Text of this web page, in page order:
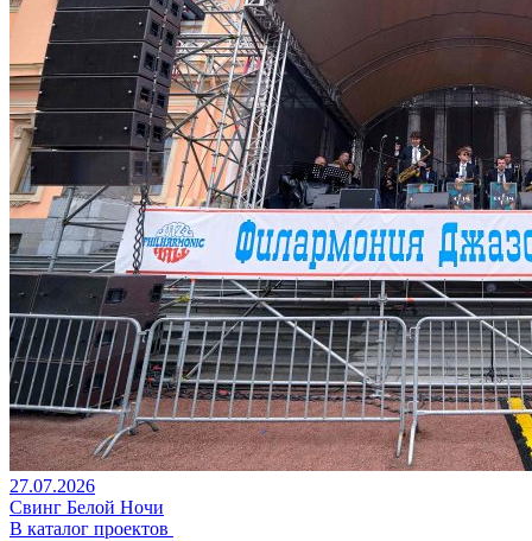
27.07.2026
Свинг Белой Ночи
В каталог проектов